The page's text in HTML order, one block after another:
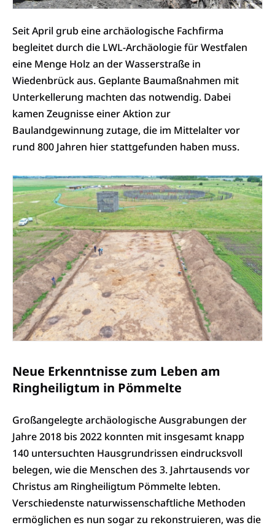
Seit April grub eine archäologische Fachfirma
begleitet durch die LWL-Archäologie für Westfalen
eine Menge Holz an der Wasserstraße in
Wiedenbrück aus. Geplante Baumaßnahmen mit
Unterkellerung machten das notwendig. Dabei
kamen Zeugnisse einer Aktion zur
Baulandgewinnung zutage, die im Mittelalter vor
rund 800 Jahren hier stattgefunden haben muss.
Neue Erkenntnisse zum Leben am
Ringheiligtum in Pömmelte
Großangelegte archäologische Ausgrabungen der
Jahre 2018 bis 2022 konnten mit insgesamt knapp
140 untersuchten Hausgrundrissen eindrucksvoll
belegen, wie die Menschen des 3. Jahrtausends vor
Christus am Ringheiligtum Pömmelte lebten.
Verschiedenste naturwissenschaftliche Methoden
ermöglichen es nun sogar zu rekonstruieren, was die